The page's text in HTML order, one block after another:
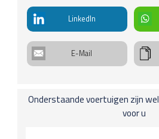
Elektrische ramen voor
Verwarmde
Interieuraankleding
Lederen bekleding
Koplampwissers
€
LinkedIn
E-Mail
Onderstaande voertuigen zijn
voor u